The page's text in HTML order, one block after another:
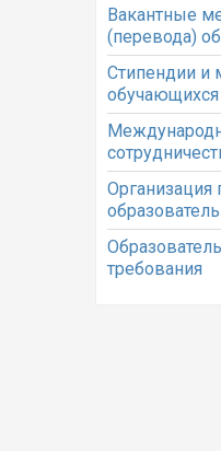
Вакантные
(перевода)
Стипендии и
обучающихся
Организация
требования